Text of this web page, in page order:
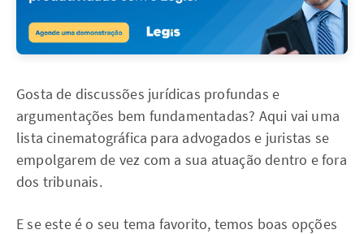
Gosta de discussões jurídicas profundas e
argumentações bem fundamentadas? Aqui vai uma
lista cinematográfica para advogados e juristas se
empolgarem de vez com a sua atuação dentro e fora
dos tribunais.
E se este é o seu tema favorito, temos boas opções